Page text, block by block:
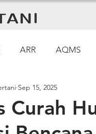
ARR AQMS
Curah
Sep 15, 2025